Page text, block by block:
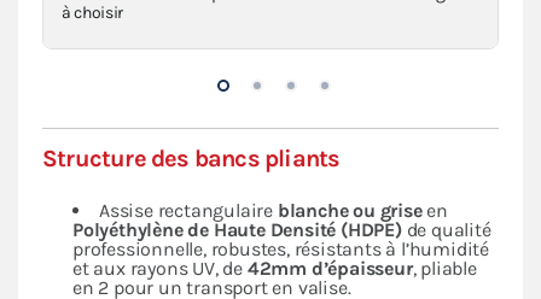
à choisir
Structure des bancs pliants
Assise rectangulaire blanche ou griseen
Polyéthylène de Haute Densité (HDPE)de qualité
professionnelle, robustes, résistants à l’humidité
et aux rayons UV, de 42mm d’épaisseur, pliable
en 2 pour un transport en valise.